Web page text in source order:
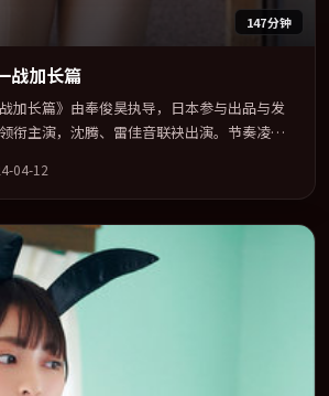
147分钟
战加长篇
加长篇》由奉俊昊执导，日本参与出品与发
衔主演，沈腾、雷佳音联袂出演。节奏凌
听上力求统一。定于 2024-10-14 在内地院线
2024 年度话题片中口碑稳健，适合喜欢强情
整观看。
04-12